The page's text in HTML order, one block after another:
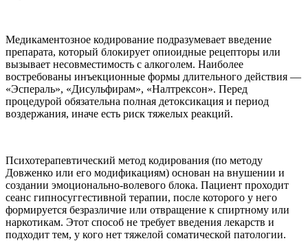
Медикаментозное кодирование подразумевает введение
препарата, который блокирует опиоидные рецепторы или
вызывает несовместимость с алкоголем. Наиболее
востребованы инъекционные формы длительного действия —
«Эспераль», «Дисульфирам», «Налтрексон». Перед
процедурой обязательна полная детоксикация и период
воздержания, иначе есть риск тяжелых реакций.
Психотерапевтический метод кодирования (по методу
Довженко или его модификациям) основан на внушении и
создании эмоционально-волевого блока. Пациент проходит
сеанс гипносуггестивной терапии, после которого у него
формируется безразличие или отвращение к спиртному или
наркотикам. Этот способ не требует введения лекарств и
подходит тем, у кого нет тяжелой соматической патологии.